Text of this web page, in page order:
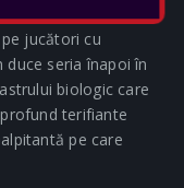
de înaltă
jucători cu
duce seria înapoi în
biologic care
terifiante
pe care